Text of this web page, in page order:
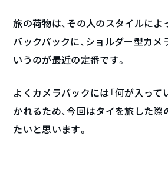
旅の荷物は、その人のスタイルによ
バックパックに、ショルダー型カメ
いうのが最近の定番です。
よくカメラバックには「何が入って
かれるため、今回はタイを旅した際
たいと思います。